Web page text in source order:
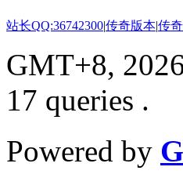
站长QQ:36742300|传奇版本|传
GMT+8,
17 queries .
Powered by